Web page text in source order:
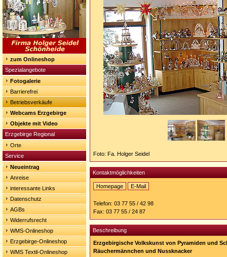
zum Onlineshop
Spezialangebote
Fotogalerie
Barrierefrei
Betriebsverkäufe
Webcams Erzgebirge
Objekte mit Video
Erzgebirge Regional
Orte
Service
Neueintrag
Anreise
interessante Links
Datenschutz
AGBs
Widerrufsrecht
WMS-Onlineshop
Erzgebirge-Onlineshop
WMS Textil-Onlineshop
Foto: Fa. Holger Seidel
Kontaktmöglichkeiten
Homepage
http://pyramiden-
schwibbogen.com
E-Mail
Telefon: 03 77 55 / 42 98
Fax: 03 77 55 / 24 87
Beschreibung
Erzgebirgische Volkskunst von Pyramiden und
Räuchermännchen und Nussknacker